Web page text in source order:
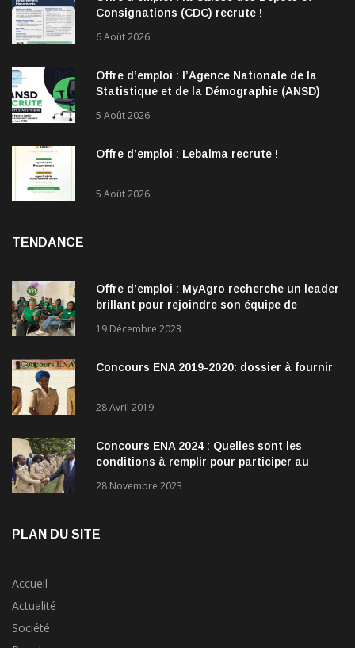
Consignations (CDC) recrute !
6 Août 2026
Offre d’emploi : l’Agence Nationale de la
Statistique et de la Démographie (ANSD)
5 Août 2026
Offre d’emploi : Lebalma recrute !
5 Août 2026
TENDANCE
Offre d’emploi : MyAgro recherche un leader
brillant pour rejoindre son équipe de
19 Décembre 2023
Concours ENA 2019-2020: dossier à fournir
28 Avril 2019
Concours ENA 2024 : Quelles sont les
conditions à remplir pour participer au
28 Novembre 2023
PLAN DU SITE
Accueil
Actualité
Société